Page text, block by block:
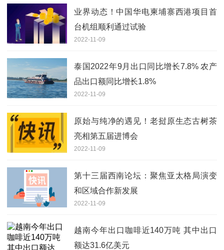
业界动态！中国华电柬埔寨西港项目首
台机组顺利通过试验
2022-11-09
泰国2022年9月出口同比增长7.8% 农产
品出口额同比增长1.8%
2022-11-09
原始与纯净的遇见！老挝原生态古树茶
亮相第五届进博会
2022-11-09
第十三届西南论坛：聚焦亚太格局演变
和区域合作新发展
2022-11-09
越南今年出口咖啡近140万吨 其中出口
额达31.6亿美元